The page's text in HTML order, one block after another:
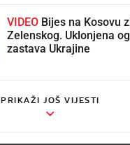
VIDEO
Zelenskog. Uklonjena
zastava Ukrajine
PRIKAŽI JOŠ VIJESTI